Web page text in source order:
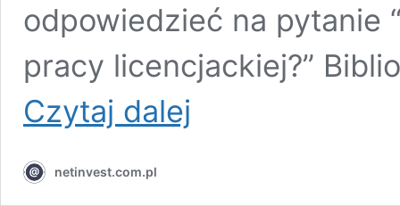
odpowiedzieć na pytanie
pracy licencjackiej?”
Czytaj dalej
netinvest.com.pl